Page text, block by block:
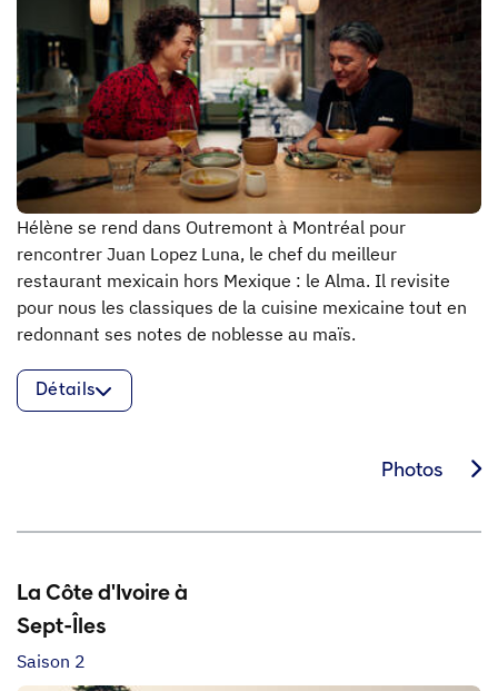
Hélène se rend dans Outremont à Montréal pour
rencontrer Juan Lopez Luna, le chef du meilleur
restaurant mexicain hors Mexique : le Alma. Il revisite
pour nous les classiques de la cuisine mexicaine tout en
redonnant ses notes de noblesse au maïs.
Détails
Photos
La Côte d'Ivoire à
Sept-Îles
Saison 2